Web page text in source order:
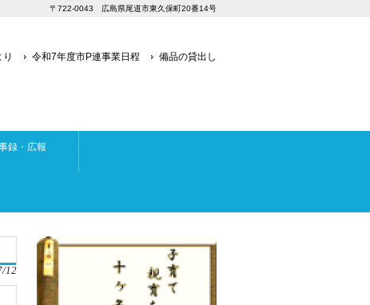
〒722-0043 広島県尾道市東久保町20番14号
令和7年度市P連事業日程 備品の貸出し
録・広報
12